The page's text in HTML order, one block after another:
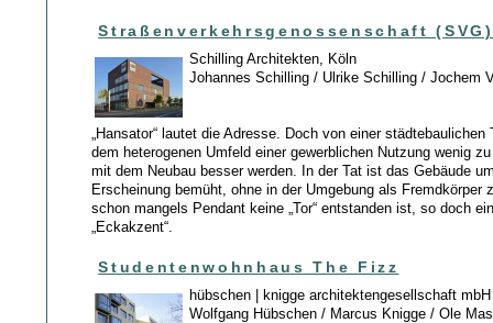
Straßenverkehrsgenossenschaft (SVG)
Schilling Architekten, Köln
Johannes Schilling / Ulrike Schilling / Jochem
„Hansator“ lautet die Adresse. Doch von einer städtebaulichen
dem heterogenen Umfeld einer gewerblichen Nutzung wenig
mit dem Neubau besser werden. In der Tat ist das Gebäude
Erscheinung bemüht, ohne in der Umgebung als Fremdkörper
schon mangels Pendant keine „Tor“ entstanden ist, so doch
„Eckakzent“.
Studentenwohnhaus The Fizz
hübschen | knigge architektengesellschaft mbH
Wolfgang Hübschen / Marcus Knigge / Ole